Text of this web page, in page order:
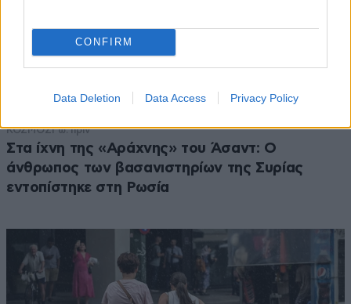
CONFIRM
Data Deletion Data Access Privacy Policy
ΚΟΣΜΟΣ1 ω. πριν
Στα ίχνη της «Αράχνης» του Άσαντ: Ο
άνθρωπος των βασανιστηρίων της Συρίας
εντοπίστηκε στη Ρωσία